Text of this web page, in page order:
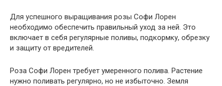
Для успешного выращивания розы Софи Лорен
необходимо обеспечить правильный уход за ней. Это
включает в себя регулярные поливы, подкормку, обрезку
и защиту от вредителей.
Роза Софи Лорен требует умеренного полива. Растение
нужно поливать регулярно, но не избыточно. Земля